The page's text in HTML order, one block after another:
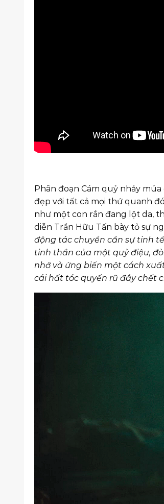
Phân đoạn Cám quỷ nhảy
đẹp với tất cả mọi thứ quanh
như một con rắn đang lột da,
diễn Trần Hữu Tấn bày tỏ sự
động tác chuyển cần sự tinh
tinh thần của một quỷ điệu,
nhớ và ứng biến một cách
cái hất tóc quyến rũ đầy chết